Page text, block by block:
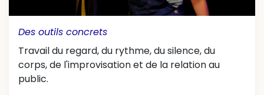
Des outils concrets
Travail du regard, du rythme, du silence, du
corps, de l'improvisation et de la relation au
public.